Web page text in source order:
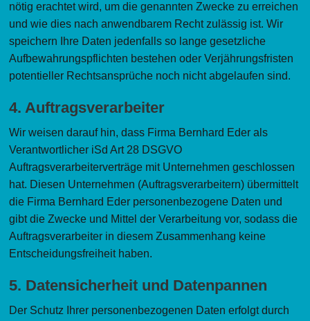
nötig erachtet wird, um die genannten Zwecke zu erreichen
und wie dies nach anwendbarem Recht zulässig ist. Wir
speichern Ihre Daten jedenfalls so lange gesetzliche
Aufbewahrungspflichten bestehen oder Verjährungsfristen
potentieller Rechtsansprüche noch nicht abgelaufen sind.
4. Auftragsverarbeiter
Wir weisen darauf hin, dass Firma Bernhard Eder als
Verantwortlicher iSd Art 28 DSGVO
Auftragsverarbeiterverträge mit Unternehmen geschlossen
hat. Diesen Unternehmen (Auftragsverarbeitern) übermittelt
die Firma Bernhard Eder personenbezogene Daten und
gibt die Zwecke und Mittel der Verarbeitung vor, sodass die
Auftragsverarbeiter in diesem Zusammenhang keine
Entscheidungsfreiheit haben.
5. Datensicherheit und Datenpannen
Der Schutz Ihrer personenbezogenen Daten erfolgt durch